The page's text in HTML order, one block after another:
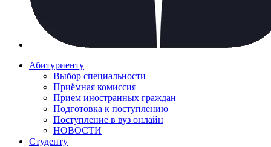
Абитуриенту
Выбор специальности
Приёмная комиссия
Прием иностранных граждан
Подготовка к поступлению
Поступление в вуз онлайн
НОВОСТИ
Студенту